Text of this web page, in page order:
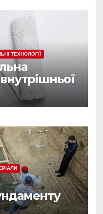
ТЕХНОЛОГІЇ